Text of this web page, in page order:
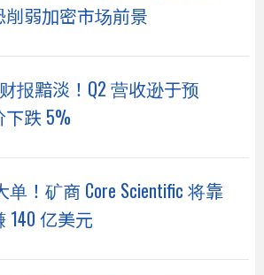
弱加密市场前景
财报黯淡！Q2 营收逊于预
跌 5%
单！矿商 Core Scientific 将靠
140 亿美元